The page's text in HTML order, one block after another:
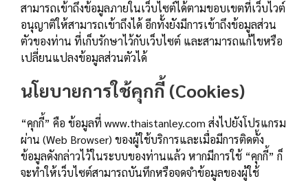
สามารถเข้าถึงข้อมูลภายในเว็บไซต์ได้ตามขอบเขตที่เว็บไวต์
อนุญาติให้สามารถเข้าถึงได้ อีกทั้งยังมีการเข้าถึงข้อมูลส่วน
ตัวของท่าน ที่เก็บรักษาไว้กับเว็บไซต์ และสามารถแก้ไขหรือ
เปลี่ยนแปลงข้อมูลส่วนตัวได้
นโยบายการใช้คุกกี้ (Cookies)
“คุกกี้” คือ ข้อมูลที่ www.thaistanley.com ส่งไปยังโปรแกรม
ผ่าน (Web Browser) ของผู้ใช้บริการและเมื่อมีการติดตั้ง
ข้อมูลดังกล่าวไว้ในระบบของท่านแล้ว หากมีการใช้ “คุกกี้” ก็
จะทำให้เว็บไซต์สามารถบันทึกหรือจดจำข้อมูลของผู้ใช้